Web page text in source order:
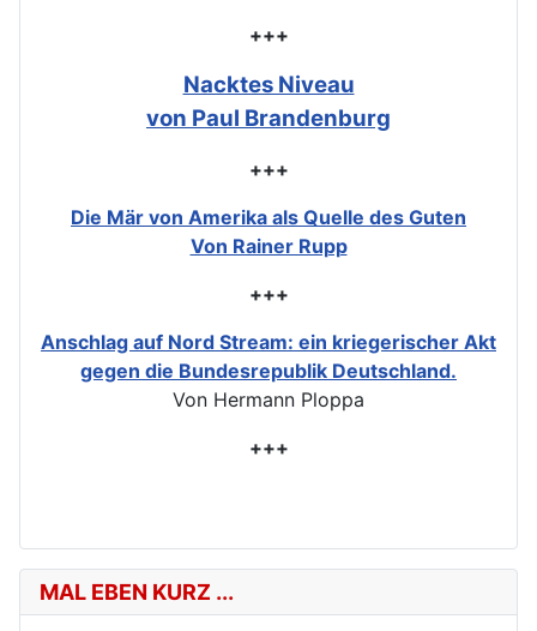
+++
Nacktes Niveau
von Paul Brandenburg
+++
Die Mär von Amerika als Quelle des Guten
Von Rainer Rupp
+++
Anschlag auf Nord Stream: ein kriegerischer Akt
gegen die Bundesrepublik Deutschland.
Von Hermann Ploppa
+++
MAL EBEN KURZ ...